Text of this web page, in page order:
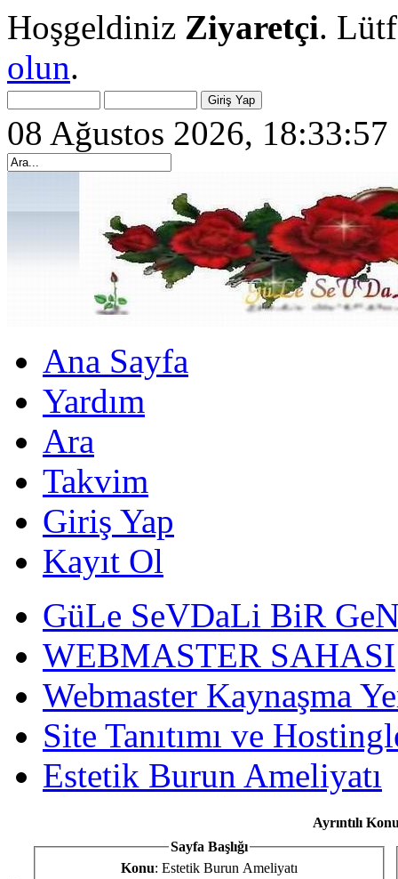
Hoşgeldiniz Ziyaretçi.
olun.
08 Ağustos 2026, 18:33:57
Ana Sayfa
Yardım
Ara
Takvim
Giriş Yap
Kayıt Ol
GüLe SeVDaLi BiR
WEBMASTER SAHASI
Webmaster Kaynaşma
Site Tanıtımı ve
Estetik Burun Ameliyatı
Ayrıntılı
Sayfa Başlığı
Konu: Estetik Burun Ameliyatı